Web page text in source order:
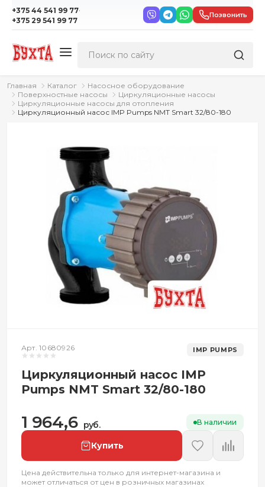
+375 44 541 99 77·
+375 29 541 99 77
Позвонить
Главная Каталог
Насосное оборудование
Поверхностные насосы
Циркуляционные насосы
Циркуляционные насосы для отопления
Циркуляционный насос IMP Pumps NMT Smart 32/80-180
Арт. 10680926 IMP PUMPS
Циркуляционный насос IMP
Pumps NMT Smart 32/80-180
1 964,6 руб. В наличии
Купить
Цена действительна только для интернет-магазина и
может отличаться от цен в розничных магазинах